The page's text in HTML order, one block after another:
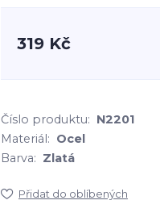
319 Kč
Číslo produktu: N2201
Materiál: Ocel
Barva: Zlatá
Přidat do oblíbených